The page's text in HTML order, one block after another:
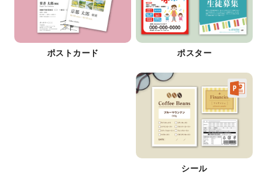
ポストカード ポスター
シール